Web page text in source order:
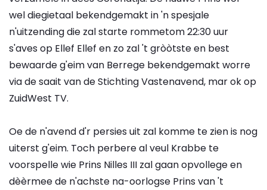
wel diegietaal bekendgemakt in 'n spesjale
n'uitzending die zal starte rommetom 22:30 uur
s'aves op Ellef Ellef en zo zal 't gròòtste en best
bewaarde g'eim van Berrege bekendgemakt worre
via de saait van de Stichting Vastenavend, mar ok op
ZuidWest TV.
Oe de n'avend d'r persies uit zal komme te zien is nog
uiterst g'eim. Toch perbere al veul Krabbe te
voorspelle wie Prins Nilles III zal gaan opvollege en
dèèrmee de n'achste na-oorlogse Prins van 't